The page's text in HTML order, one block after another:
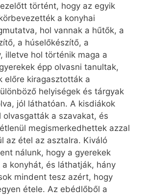
történt, hogy az egyik
a konyhai
hol vannak a hűtők, a
a húselőkészítő, a
illetve hol történik maga a
épp olvasni tanultak,
előre kiragasztották a
helyiségek és tárgyak
jól láthatóan. A kisdiákok
olvasgatták a szavakat, és
megismerkedhettek azzal
az étel az asztalra. Kiváló
nálunk, hogy a gyerekek
konyhát, és láthatják, hány
mindent tesz azért, hogy
étele. Az ebédlőből a